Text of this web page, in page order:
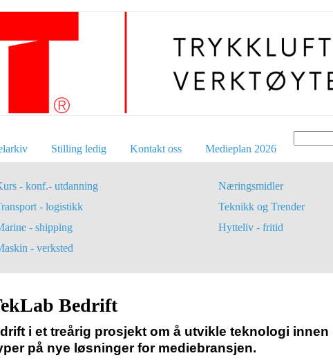
Stilling ledig Kontakt oss Medieplan 2026
- konf.- utdanning
- logistikk
- shipping
- verksted
Næringsmidler
Teknikk og Trender
Hytteliv - fritid
Bedrift
i et treårig prosjekt om å utvikle teknologi innen
på nye løsninger for mediebransjen.